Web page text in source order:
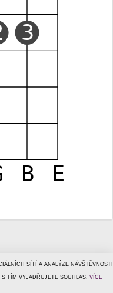
SÍTÍ A ANALÝZE NÁVŠTĚVNOSTI
TÍM VYJADŘUJETE SOUHLAS. VÍCE
B E
3
1801-5131
údajů